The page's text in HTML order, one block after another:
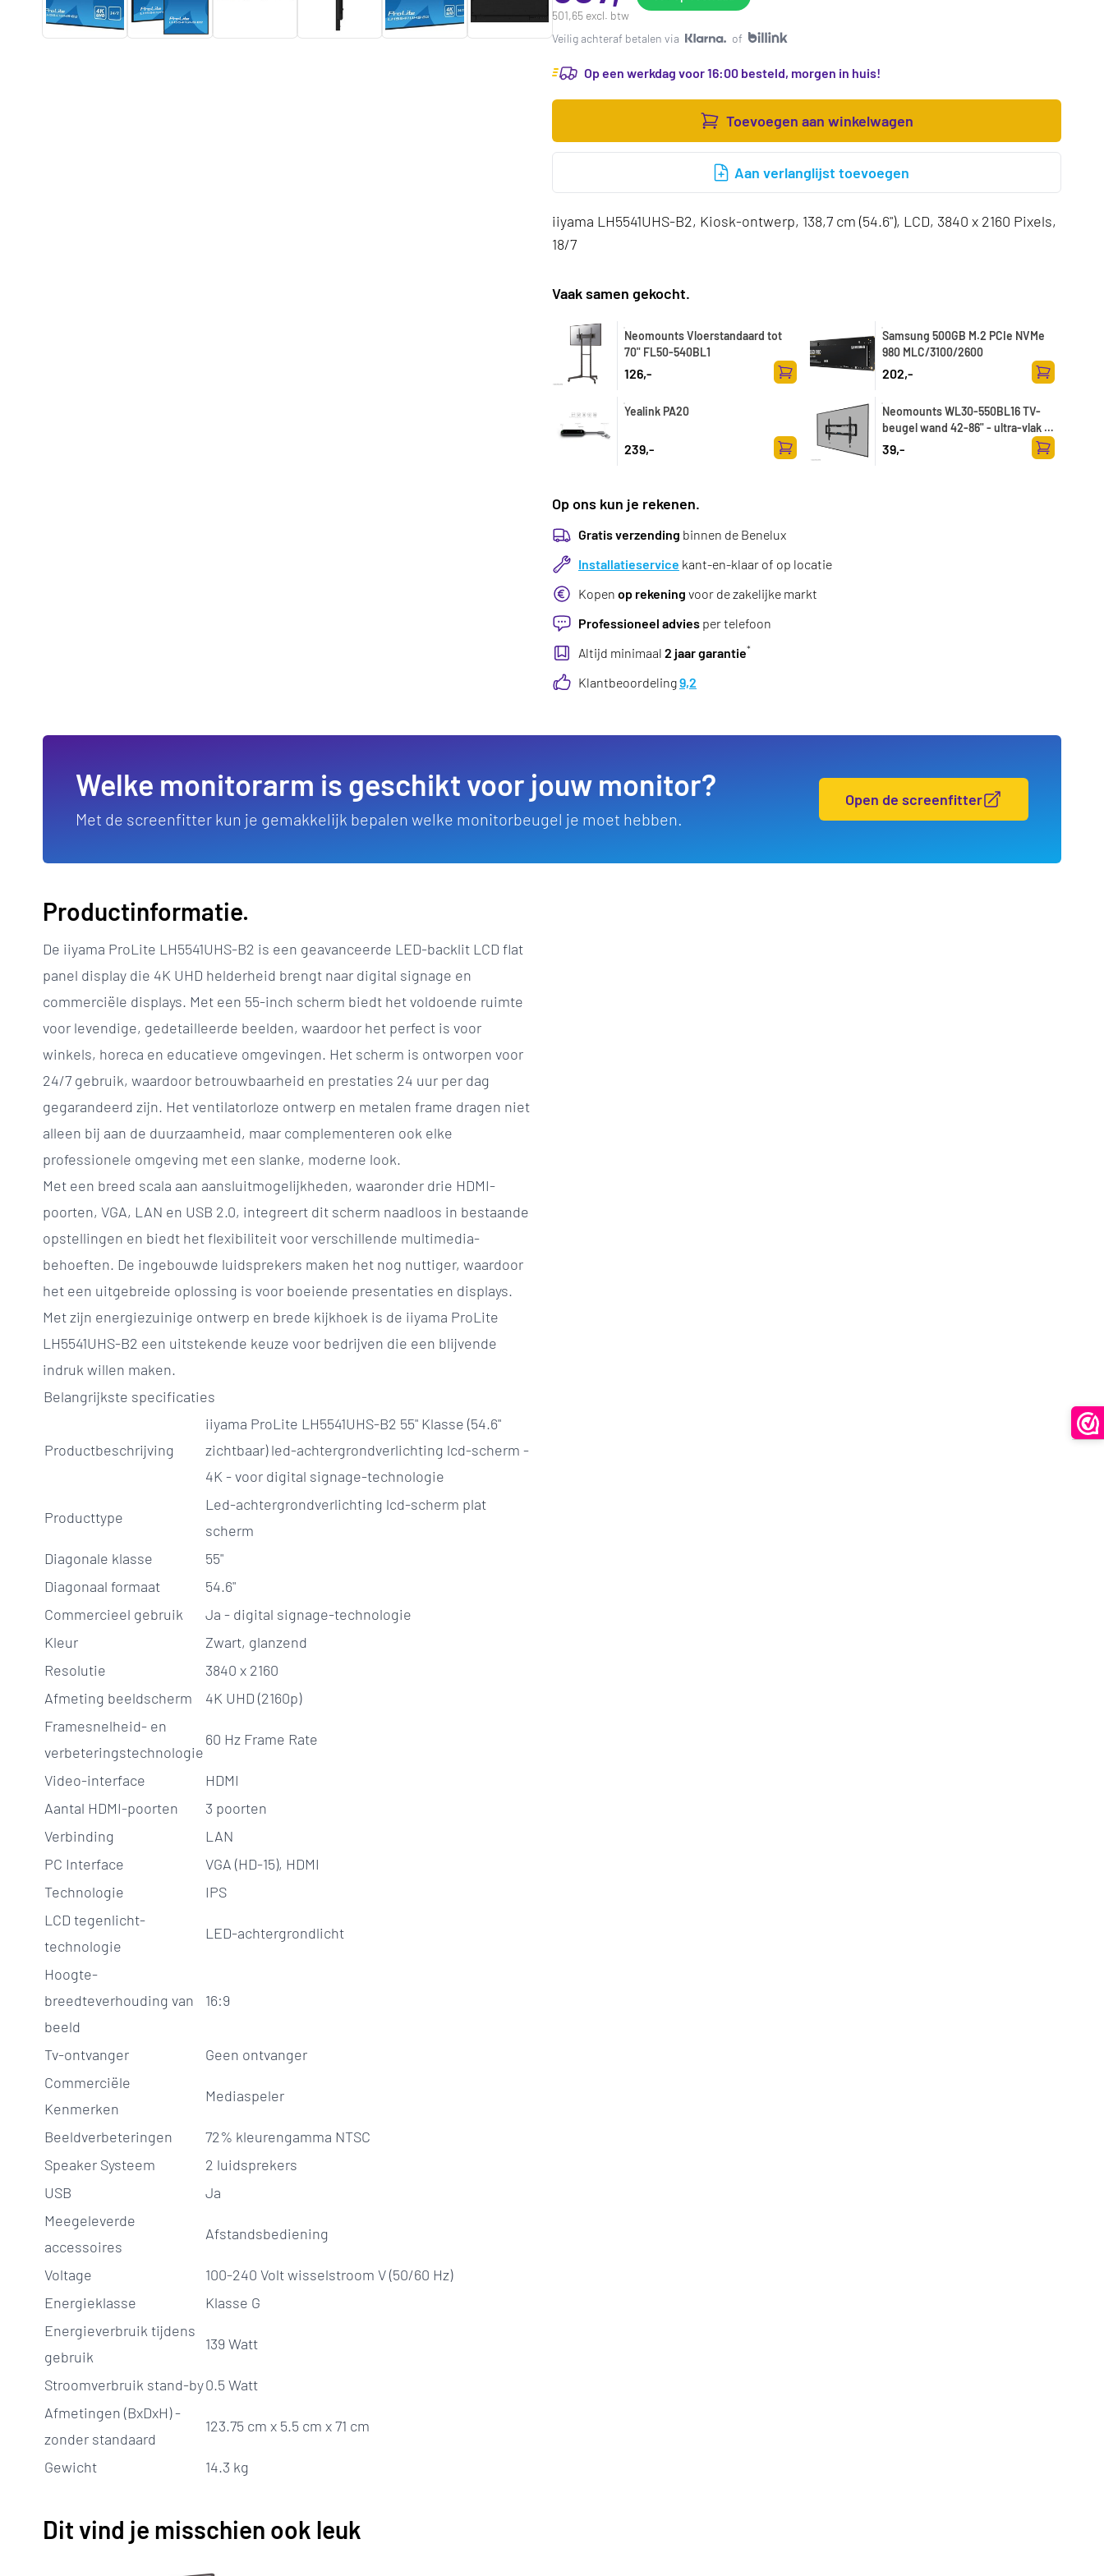
501,65 excl. btw
Veilig achteraf betalen via of
Op een werkdag voor 16:00 besteld, morgen in huis!
Toevoegen aan winkelwagen
Aan verlanglijst toevoegen
iiyama LH5541UHS-B2, Kiosk-ontwerp, 138,7 cm (54.6"), LCD, 3840 x 2160 Pixels,
18/7
Vaak samen gekocht.
Neomounts Vloerstandaard tot
70" FL50-540BL1
126,-
Toevoegen aan winkelwagen
Samsung 500GB M.2 PCIe NVMe
980 MLC/3100/2600
202,-
Toevoegen
Yealink PA20
239,-
Toevoegen aan winkelwagen
Neomounts WL30-550BL16 TV-
beugel wand 42-86" - ultra-vlak -
Easy Install
39,-
Toevoegen
Op ons kun je rekenen.
Gratis verzending binnen de Benelux
Installatieservice kant-en-klaar of op locatie
Kopen op rekening voor de zakelijke markt
Professioneel advies per telefoon
Altijd minimaal 2 jaar garantie*
Klantbeoordeling9,2
Welke monitorarm is geschikt voor jouw monitor?
Met de screenfitter kun je gemakkelijk bepalen welke monitorbeugel je moet hebben.
Open de screenfitter
Productinformatie.
De iiyama ProLite LH5541UHS-B2 is een geavanceerde LED-backlit LCD flat
panel display die 4K UHD helderheid brengt naar digital signage en
commerciële displays. Met een 55-inch scherm biedt het voldoende ruimte
voor levendige, gedetailleerde beelden, waardoor het perfect is voor
winkels, horeca en educatieve omgevingen. Het scherm is ontworpen voor
24/7 gebruik, waardoor betrouwbaarheid en prestaties 24 uur per dag
gegarandeerd zijn. Het ventilatorloze ontwerp en metalen frame dragen niet
alleen bij aan de duurzaamheid, maar complementeren ook elke
professionele omgeving met een slanke, moderne look.
Met een breed scala aan aansluitmogelijkheden, waaronder drie HDMI-
poorten, VGA, LAN en USB 2.0, integreert dit scherm naadloos in bestaande
opstellingen en biedt het flexibiliteit voor verschillende multimedia-
behoeften. De ingebouwde luidsprekers maken het nog nuttiger, waardoor
het een uitgebreide oplossing is voor boeiende presentaties en displays.
Met zijn energiezuinige ontwerp en brede kijkhoek is de iiyama ProLite
LH5541UHS-B2 een uitstekende keuze voor bedrijven die een blijvende
indruk willen maken.
Belangrijkste specificaties
Productbeschrijving
iiyama ProLite LH5541UHS-B2 55" Klasse (54.6"
zichtbaar) led-achtergrondverlichting lcd-scherm -
4K - voor digital signage-technologie
Producttype
Led-achtergrondverlichting lcd-scherm plat
scherm
Diagonale klasse
55"
Diagonaal formaat
54.6"
Commercieel gebruik
Ja - digital signage-technologie
Kleur
Zwart, glanzend
Resolutie
3840 x 2160
Afmeting beeldscherm
4K UHD (2160p)
Framesnelheid- en
verbeteringstechnologie
60 Hz Frame Rate
Video-interface
HDMI
Aantal HDMI-poorten
3 poorten
Verbinding
LAN
PC Interface
VGA (HD-15), HDMI
Technologie
IPS
LCD tegenlicht-
technologie
LED-achtergrondlicht
Hoogte-
breedteverhouding van
beeld
16:9
Tv-ontvanger
Geen ontvanger
Commerciële
Kenmerken
Mediaspeler
Beeldverbeteringen
72% kleurengamma NTSC
Speaker Systeem
2 luidsprekers
USB
Ja
Meegeleverde
accessoires
Afstandsbediening
Voltage
100-240 Volt wisselstroom V (50/60 Hz)
Energieklasse
Klasse G
Energieverbruik tijdens
gebruik
139 Watt
Stroomverbruik stand-by0.5 Watt
Afmetingen (BxDxH) -
zonder standaard
123.75 cm x 5.5 cm x 71 cm
Gewicht 14.3 kg
Dit vind je misschien ook leuk